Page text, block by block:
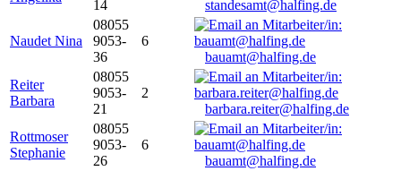
14
standesamt@halfing.de
Naudet Nina
08055
9053-
36
6
bauamt@halfing.de
Reiter
Barbara
08055
9053-
21
2
barbara.reiter@halfing.de
Rottmoser
Stephanie
08055
9053-
26
6
bauamt@halfing.de